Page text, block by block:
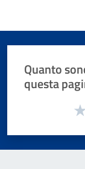
Quanto
questa
Valuta da 1 a 5